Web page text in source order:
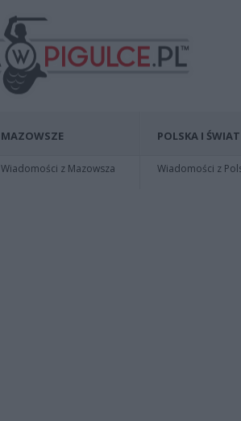
MAZOWSZE
Wiadomości z Mazowsza
POLSKA I ŚWIAT
Wiadomości z